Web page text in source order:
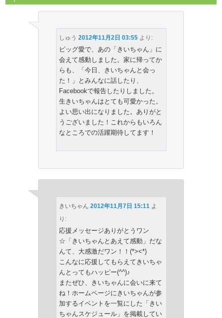
しゅう 2012年11月2日 03:55 より:
ビッグ愛で、あの「きいちゃん」に
会えて感動しました。家に帰ってか
らも、「今日、きいちゃんと会っ
た！」とみんなに話したり、
Facebookで報告したりしました。
生きいちゃんはとても可愛かった。
よい思い出になりました。ありがと
うございました！これからもいろん
なところでの活躍期待してます！
きいちゃん 2012年11月7日 15:11 よ
り:
応援メッセージありがとうワン
☆「きいちゃんとあえて感動」だな
んて、大感激だワン！！(*><*)
こんなに応援してもらえてきいちゃ
んとってもハッピー(^^)♪
またぜひ、きいちゃんに会いに来て
ね！ホームページにきいちゃんが参
加するイベントを一覧にした「きい
ちゃんスケジュール」を掲載してい